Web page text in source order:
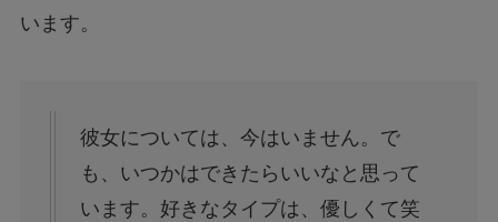
います。
彼女については、今はいません。で
も、いつかはできたらいいなと思って
います。好きなタイプは、優しくて笑